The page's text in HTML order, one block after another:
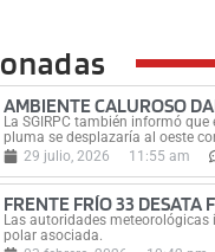
AMBIENTE CALUROSO
La SGIRPC también informó
pluma se desplazaría al oeste
29 julio, 2026
11:55 am
FRENTE FRÍO 33 DESATA
Las autoridades
polar asociada.